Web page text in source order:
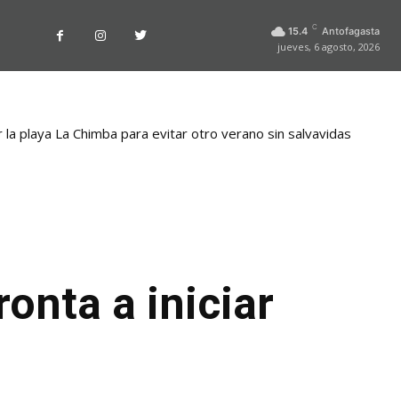
15.4 C Antofagasta
jueves, 6 agosto, 2026
playa La Chimba para evitar otro verano sin salvavidas
a iniciar